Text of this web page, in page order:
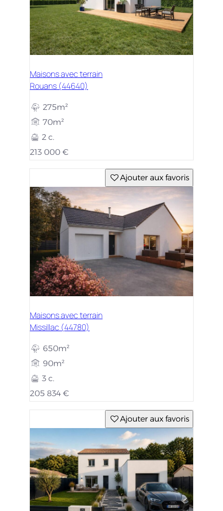
Maisons avec terrain
Rouans (44640)
275m²
70m²
2 c.
213 000 €
Ajouter aux favoris
Maisons avec terrain
Missillac (44780)
650m²
90m²
3 c.
205 834 €
Ajouter aux favoris